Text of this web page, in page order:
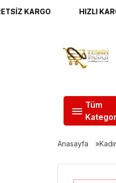
HIZLI KARGO |
Tüm
Anasayfa